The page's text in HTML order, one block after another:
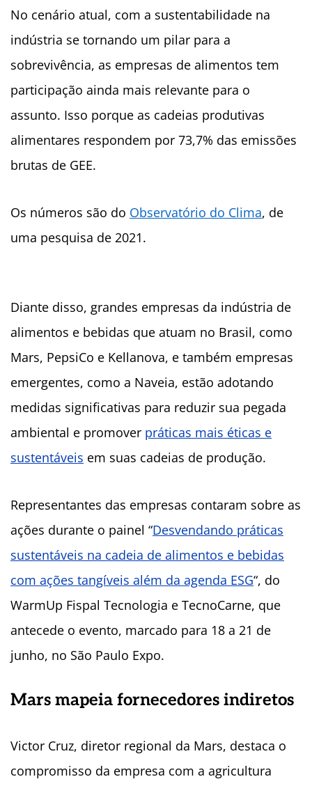
No cenário atual, com a sustentabilidade na
indústria se tornando um pilar para a
sobrevivência, as empresas de alimentos tem
participação ainda mais relevante para o
assunto. Isso porque as cadeias produtivas
alimentares respondem por 73,7% das emissões
brutas de GEE.
Os números são do Observatório do Clima, de
uma pesquisa de 2021.
Diante disso, grandes empresas da indústria de
alimentos e bebidas que atuam no Brasil, como
Mars, PepsiCo e Kellanova, e também empresas
emergentes, como a Naveia, estão adotando
medidas significativas para reduzir sua pegada
ambiental e promover práticas mais éticas e
sustentáveis em suas cadeias de produção.
Representantes das empresas contaram sobre as
ações durante o painel “Desvendando práticas
sustentáveis na cadeia de alimentos e bebidas
com ações tangíveis além da agenda ESG“, do
WarmUp Fispal Tecnologia e TecnoCarne, que
antecede o evento, marcado para 18 a 21 de
junho, no São Paulo Expo.
Mars mapeia fornecedores indiretos
Victor Cruz, diretor regional da Mars, destaca o
compromisso da empresa com a agricultura